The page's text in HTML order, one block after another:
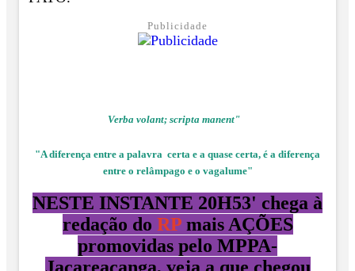
Publicidade
Verba volant; scripta manent"
"A diferença entre a palavra certa e a quase certa, é a diferença
entre o relâmpago e o vagalume"
NESTE INSTANTE 20H53' chega à
redação do RPmais AÇÕES
promovidas pelo MPPA-
Jacareacanga, veja a que chegou